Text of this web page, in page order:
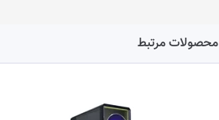
محصولات مرتبط